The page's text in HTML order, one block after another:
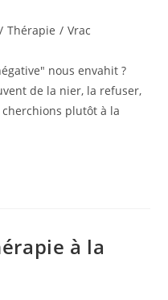
/ Thérapie / Vrac
nous envahit ?
de la nier, la refuser,
plutôt à la
à la